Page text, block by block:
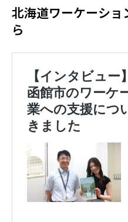
北海道ワーケーショ
ら